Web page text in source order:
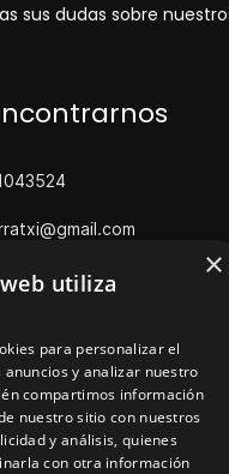
sus dudas sobre
Viernes de 8hs a 16hs
27, Marratxí, Illes
Servicios
×
utiliza
para personalizar el
anuncios y analizar nuestro
compartimos información
nuestro sitio con nuestros
y análisis, quienes
con otra información